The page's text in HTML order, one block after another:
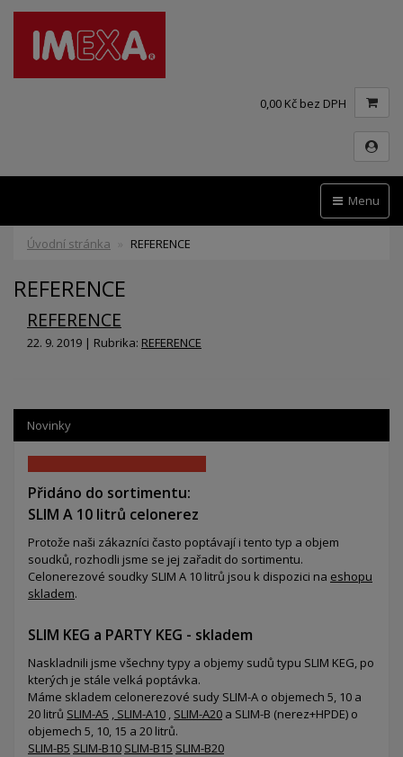
0,00 Kč bez DPH
Menu
Úvodní stránka REFERENCE
REFERENCE
REFERENCE
22. 9. 2019 | Rubrika: REFERENCE
Novinky
Přidáno do sortimentu:
SLIM A 10 litrů celonerez
Protože naši zákazníci často poptávají i tento typ a objem
soudků, rozhodli jsme se jej zařadit do sortimentu.
Celonerezové soudky SLIM A 10 litrů jsou k dispozici na eshopu
skladem.
SLIM KEG a PARTY KEG - skladem
Naskladnili jsme všechny typy a objemy sudů typu SLIM KEG, po
kterých je stále velká poptávka.
Máme skladem celonerezové sudy SLIM-A o objemech 5, 10 a
20 litrů SLIM-A5 , SLIM-A10 , SLIM-A20 a SLIM-B (nerez+HPDE) o
objemech 5, 10, 15 a 20 litrů.
SLIM-B5 SLIM-B10 SLIM-B15 SLIM-B20